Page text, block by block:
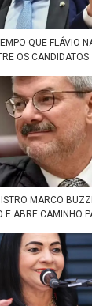
QUE FLÁVIO
OS CANDIDATOS
MARCO
E ABRE CAMINHO